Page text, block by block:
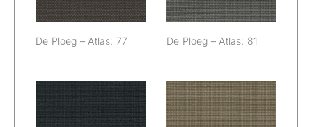
De Ploeg – Atlas: 77 De Ploeg – Atlas: 81